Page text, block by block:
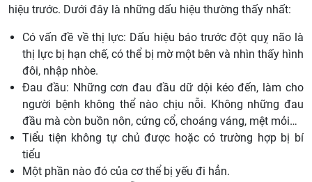
hiệu trước. Dưới đây là những dấu hiệu thường thấy nhất:
Có vấn đề về thị lực: Dấu hiệu báo trước đột quỵ não là
thị lực bị hạn chế, có thể bị mờ một bên và nhìn thấy hình
đôi, nhập nhòe.
Đau đầu: Những cơn đau đầu dữ dội kéo đến, làm cho
người bệnh không thể nào chịu nỗi. Không những đau
đầu mà còn buồn nôn, cứng cổ, choáng váng, mệt mỏi…
Tiểu tiện không tự chủ được hoặc có trường hợp bị bí
tiểu
Một phần nào đó của cơ thể bị yếu đi hẳn.